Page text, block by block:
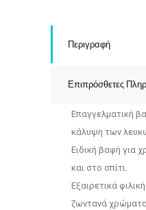
Περιγραφή
Επιπρόσθετες
Επαγγελματική
κάλυψη των
Ειδική βαφή για
και στο σπίτι.
Εξαιρετικά
ζωντανά χρώματα